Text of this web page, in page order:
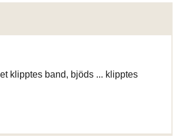
klipptes band, bjöds ... klipptes